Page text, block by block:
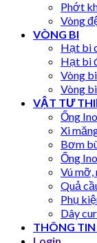
Phớt
Vòng
VÒNG BI
Hạt bi
Hạt bi
Vòng
Vòng
VẬT TƯ
Ống
Xi
Bơm
Ống
Vú mỡ,
Quả
Phụ
Dây
THÔNG